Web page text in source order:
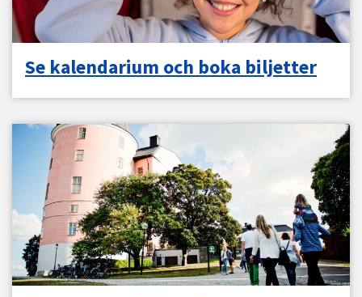
Se kalendarium och boka biljetter